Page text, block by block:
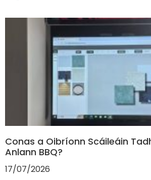
Conas a Oibríonn Scáileáin
Anlann BBQ?
17/07/2026